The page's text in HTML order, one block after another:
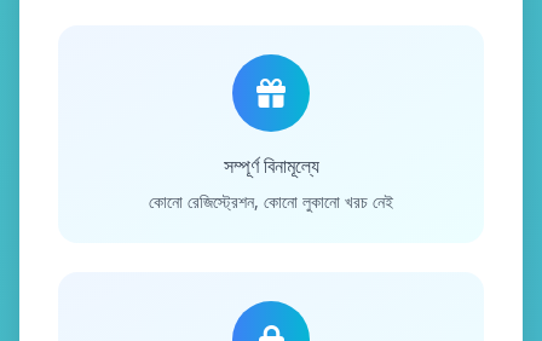
সম্পূর্ণ বিনামূল্যে
কোনো রেজিস্ট্রেশন, কোনো লুকানো খরচ নেই